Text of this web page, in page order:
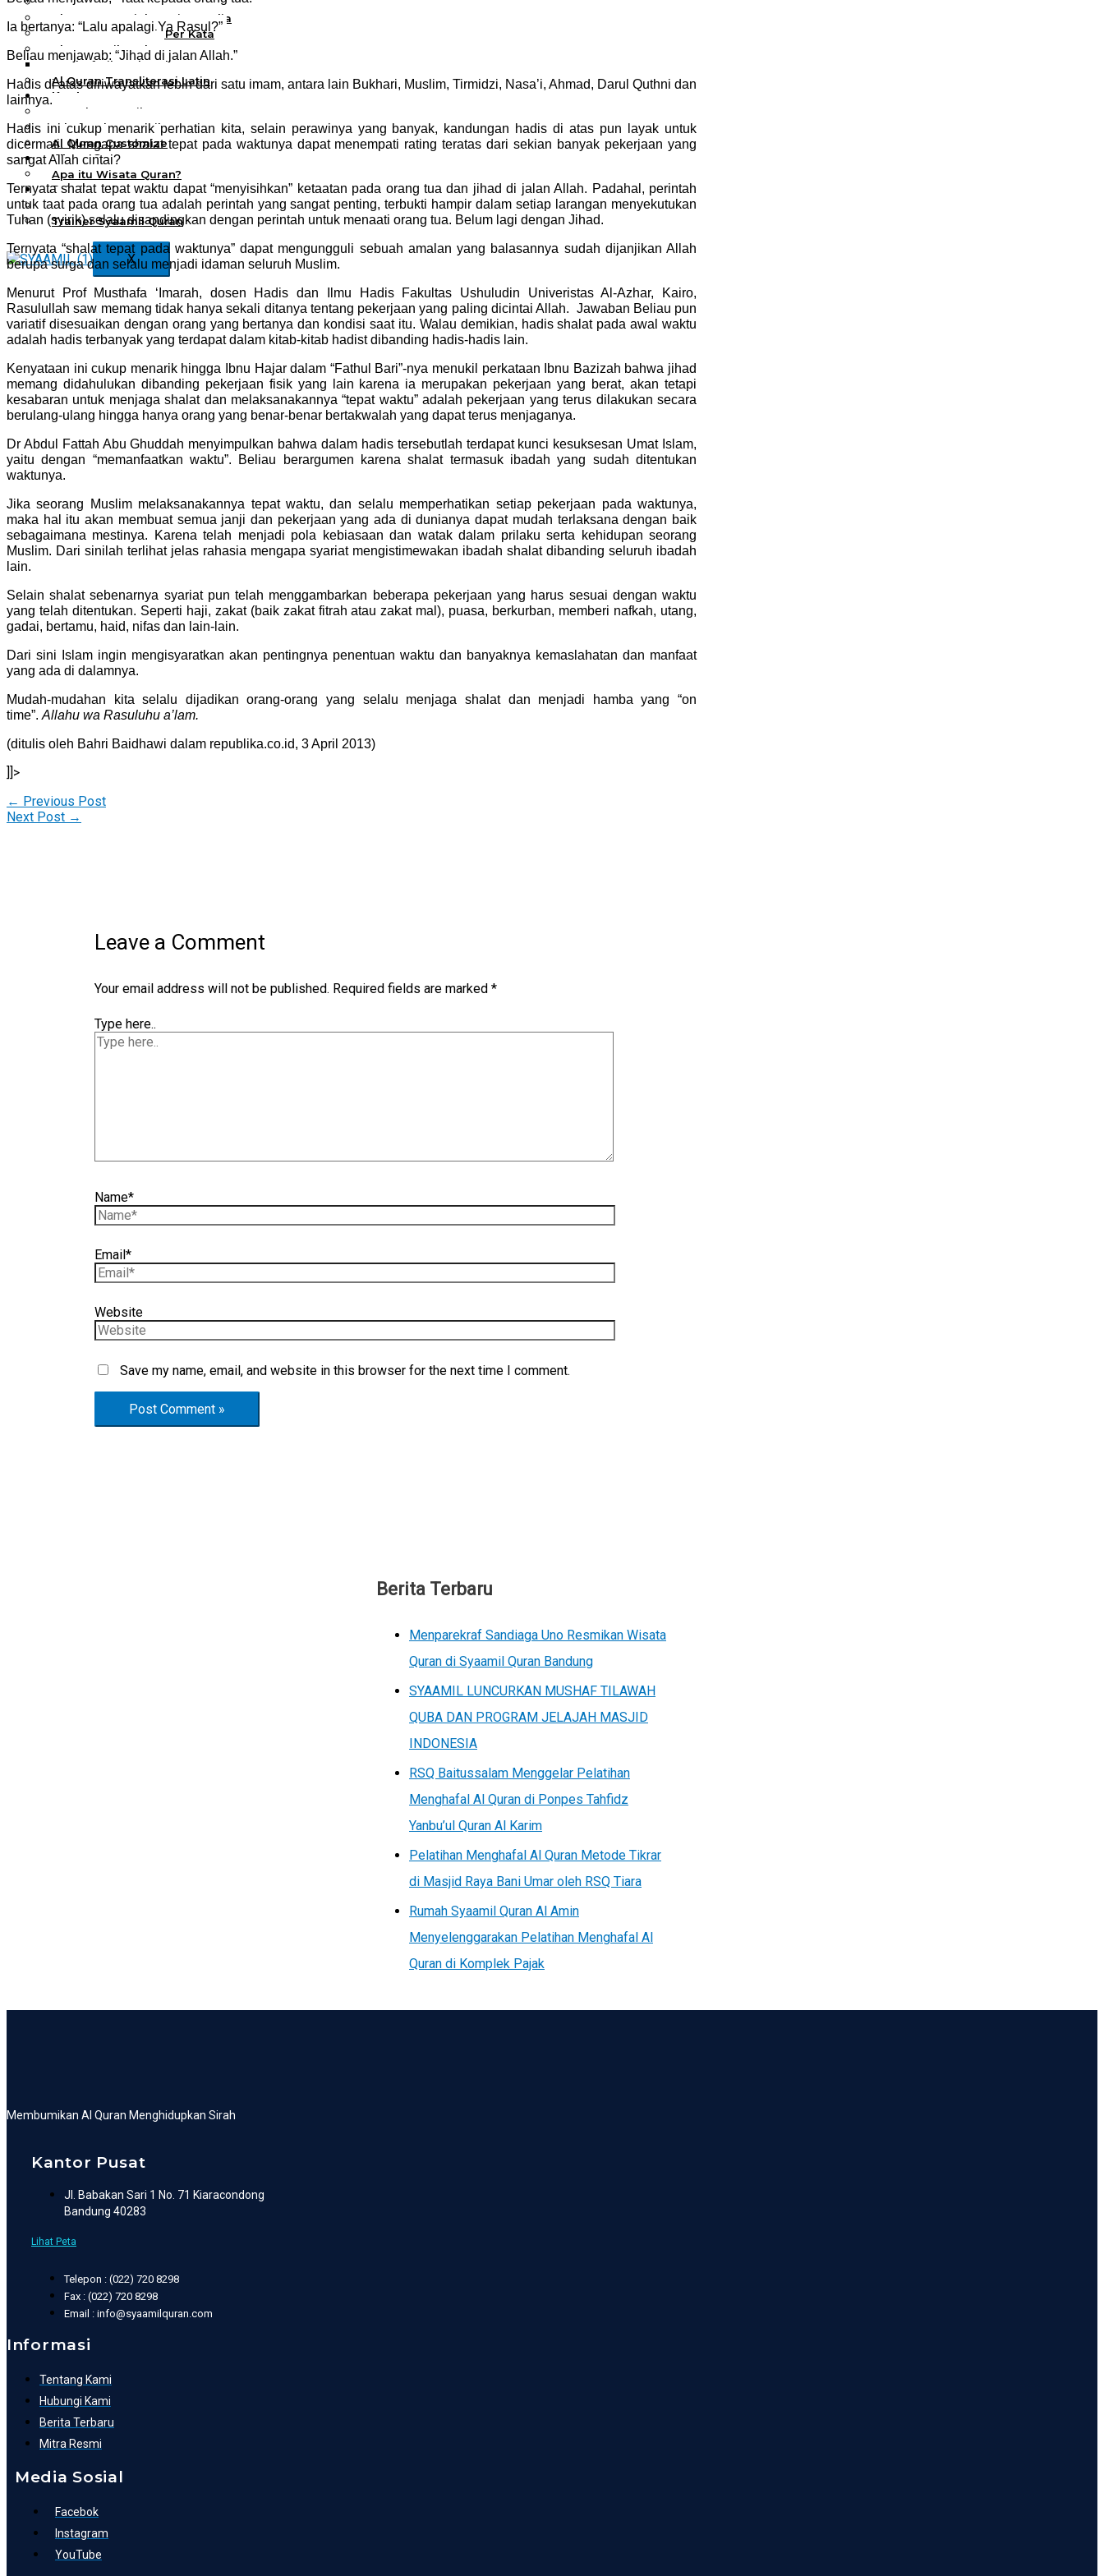
Al Quran Spesial Wanita Azalia
Al Quran Terjemah Per Kata
Al Quran Tilawah
Mushaf Tilawah Quba
Al Quran Transliterasi Latin
Kemitraan
Rumah Syaamil
Wholesale & Retail
Al Quran Customize
Wisata Quran
Apa itu Wisata Quran?
Pelatihan Kequranan
Apa itu Pelatihan Quran?
Trainer Syaamil Quran
X
Ia bertanya: “Lalu apalagi Ya Rasul?”
Beliau menjawab: “Jihad di jalan Allah.”
Hadis di atas diriwayatkan lebih dari satu imam, antara lain Bukhari, Muslim, Tirmidzi, Nasa’i, Ahmad, Darul Quthni dan
lainnya.
Hadis ini cukup menarik perhatian kita, selain perawinya yang banyak, kandungan hadis di atas pun layak untuk
dicermati. Mengapa shalat tepat pada waktunya dapat menempati rating teratas dari sekian banyak pekerjaan yang
sangat Allah cintai?
Ternyata shalat tepat waktu dapat “menyisihkan” ketaatan pada orang tua dan jihad di jalan Allah. Padahal, perintah
untuk taat pada orang tua adalah perintah yang sangat penting, terbukti hampir dalam setiap larangan menyekutukan
Tuhan (syirik) selalu disandingkan dengan perintah untuk menaati orang tua. Belum lagi dengan Jihad.
Ternyata “shalat tepat pada waktunya” dapat mengungguli sebuah amalan yang balasannya sudah dijanjikan Allah
berupa surga dan selalu menjadi idaman seluruh Muslim.
Menurut Prof Musthafa ‘Imarah, dosen Hadis dan Ilmu Hadis Fakultas Ushuludin Univeristas Al-Azhar, Kairo,
Rasulullah saw memang tidak hanya sekali ditanya tentang pekerjaan yang paling dicintai Allah. Jawaban Beliau pun
variatif disesuaikan dengan orang yang bertanya dan kondisi saat itu. Walau demikian, hadis shalat pada awal waktu
adalah hadis terbanyak yang terdapat dalam kitab-kitab hadist dibanding hadis-hadis lain.
Kenyataan ini cukup menarik hingga Ibnu Hajar dalam “Fathul Bari”-nya menukil perkataan Ibnu Bazizah bahwa jihad
memang didahulukan dibanding pekerjaan fisik yang lain karena ia merupakan pekerjaan yang berat, akan tetapi
kesabaran untuk menjaga shalat dan melaksanakannya “tepat waktu” adalah pekerjaan yang terus dilakukan secara
berulang-ulang hingga hanya orang yang benar-benar bertakwalah yang dapat terus menjaganya.
Dr Abdul Fattah Abu Ghuddah menyimpulkan bahwa dalam hadis tersebutlah terdapat kunci kesuksesan Umat Islam,
yaitu dengan “memanfaatkan waktu”. Beliau berargumen karena shalat termasuk ibadah yang sudah ditentukan
waktunya.
Jika seorang Muslim melaksanakannya tepat waktu, dan selalu memperhatikan setiap pekerjaan pada waktunya,
maka hal itu akan membuat semua janji dan pekerjaan yang ada di dunianya dapat mudah terlaksana dengan baik
sebagaimana mestinya. Karena telah menjadi pola kebiasaan dan watak dalam prilaku serta kehidupan seorang
Muslim. Dari sinilah terlihat jelas rahasia mengapa syariat mengistimewakan ibadah shalat dibanding seluruh ibadah
lain.
Selain shalat sebenarnya syariat pun telah menggambarkan beberapa pekerjaan yang harus sesuai dengan waktu
yang telah ditentukan. Seperti haji, zakat (baik zakat fitrah atau zakat mal), puasa, berkurban, memberi nafkah, utang,
gadai, bertamu, haid, nifas dan lain-lain.
Dari sini Islam ingin mengisyaratkan akan pentingnya penentuan waktu dan banyaknya kemaslahatan dan manfaat
yang ada di dalamnya.
Mudah-mudahan kita selalu dijadikan orang-orang yang selalu menjaga shalat dan menjadi hamba yang “on
time”. Allahu wa Rasuluhu a’lam.
(ditulis oleh Bahri Baidhawi dalam republika.co.id, 3 April 2013)
]]>
← Previous Post
Next Post →
Leave a Comment
Your email address will not be published. Required fields are marked *
Type here..
Name*
Email*
Website
Save my name, email, and website in this browser for the next time I comment.
Berita Terbaru
Menparekraf Sandiaga Uno Resmikan Wisata
Quran di Syaamil Quran Bandung
SYAAMIL LUNCURKAN MUSHAF TILAWAH
QUBA DAN PROGRAM JELAJAH MASJID
INDONESIA
RSQ Baitussalam Menggelar Pelatihan
Menghafal Al Quran di Ponpes Tahfidz
Yanbu’ul Quran Al Karim
Pelatihan Menghafal Al Quran Metode Tikrar
di Masjid Raya Bani Umar oleh RSQ Tiara
Rumah Syaamil Quran Al Amin
Menyelenggarakan Pelatihan Menghafal Al
Quran di Komplek Pajak
Membumikan Al Quran Menghidupkan Sirah
Kantor Pusat
Jl. Babakan Sari 1 No. 71 Kiaracondong
Bandung 40283
Lihat Peta
Telepon : (022) 720 8298
Fax : (022) 720 8298
Email : info@syaamilquran.com
Informasi
Tentang Kami
Hubungi Kami
Berita Terbaru
Mitra Resmi
Media Sosial
Facebok
Instagram
YouTube